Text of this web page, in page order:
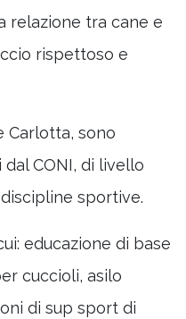
relazione tra cane e
rispettoso e
Carlotta, sono
CONI, di livello
sportive.
educazione di base
cuccioli, asilo
di sup sport di